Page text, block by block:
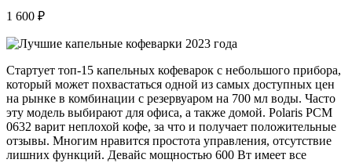
1 600 ₽
Стартует топ-15 капельных кофеварок с небольшого прибора,
который может похвастаться одной из самых доступных цен
на рынке в комбинации с резервуаром на 700 мл воды. Часто
эту модель выбирают для офиса, а также домой. Polaris PCM
0632 варит неплохой кофе, за что и получает положительные
отзывы. Многим нравится простота управления, отсутствие
лишних функций. Девайс мощностью 600 Вт имеет все